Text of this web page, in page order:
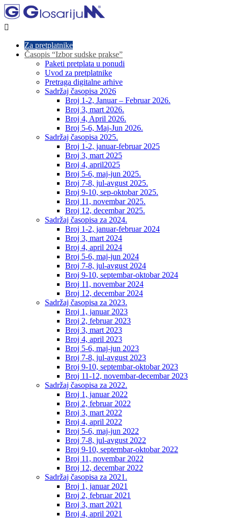

Za pretplatnike
Časopis “Izbor sudske prakse”
Paketi pretplata u ponudi
Uvod za pretplatnike
Pretraga digitalne arhive
Sadržaj časopisa 2026
Broj 1-2, Januar – Februar 2026.
Broj 3, mart 2026.
Broj 4, April 2026.
Broj 5-6, Maj-Jun 2026.
Sadržaj časopisa 2025.
Broj 1-2, januar-februar 2025
Broj 3, mart 2025
Broj 4, april2025
Broj 5-6, maj-jun 2025.
Broj 7-8, jul-avgust 2025.
Broj 9-10, sep-oktobar 2025.
Broj 11, novembar 2025.
Broj 12, decembar 2025.
Sadržaj časopisa za 2024.
Broj 1-2, januar-februar 2024
Broj 3, mart 2024
Broj 4, april 2024
Broj 5-6, maj-jun 2024
Broj 7-8, jul-avgust 2024
Broj 9-10, septembar-oktobar 2024
Broj 11, novembar 2024
Broj 12, decembar 2024
Sadržaj časopisa za 2023.
Broj 1, januar 2023
Broj 2, februar 2023
Broj 3, mart 2023
Broj 4, april 2023
Broj 5-6, maj-jun 2023
Broj 7-8, jul-avgust 2023
Broj 9-10, septembar-oktobar 2023
Broj 11-12, novembar-decembar 2023
Sadržaj časopisa za 2022.
Broj 1, januar 2022
Broj 2, februar 2022
Broj 3, mart 2022
Broj 4, april 2022
Broj 5-6, maj-jun 2022
Broj 7-8, jul-avgust 2022
Broj 9-10, septembar-oktobar 2022
Broj 11, novembar 2022
Broj 12, decembar 2022
Sadržaj časopisa za 2021.
Broj 1, januar 2021
Broj 2, februar 2021
Broj 3, mart 2021
Broj 4, april 2021